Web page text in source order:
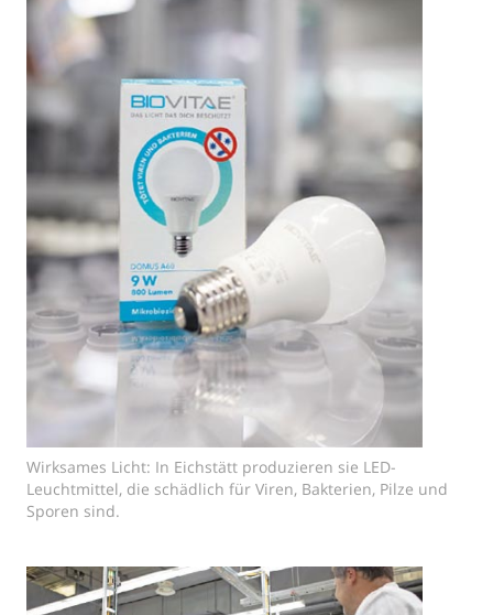
Wirksames Licht: In Eichstätt produzieren sie LED-
Leuchtmittel, die schädlich für Viren, Bakterien, Pilze und
Sporen sind.